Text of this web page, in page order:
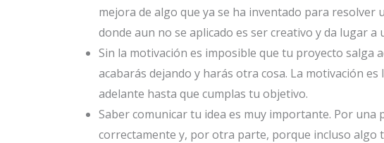
mejora de algo que ya se ha inventado para resolver
donde aun no se aplicado es ser creativo y da lugar a
Sin la motivación es imposible que tu proyecto salga
acabarás dejando y harás otra cosa. La motivación
adelante hasta que cumplas tu objetivo.
Saber comunicar tu idea es muy importante. Por
correctamente y, por otra parte, porque incluso algo